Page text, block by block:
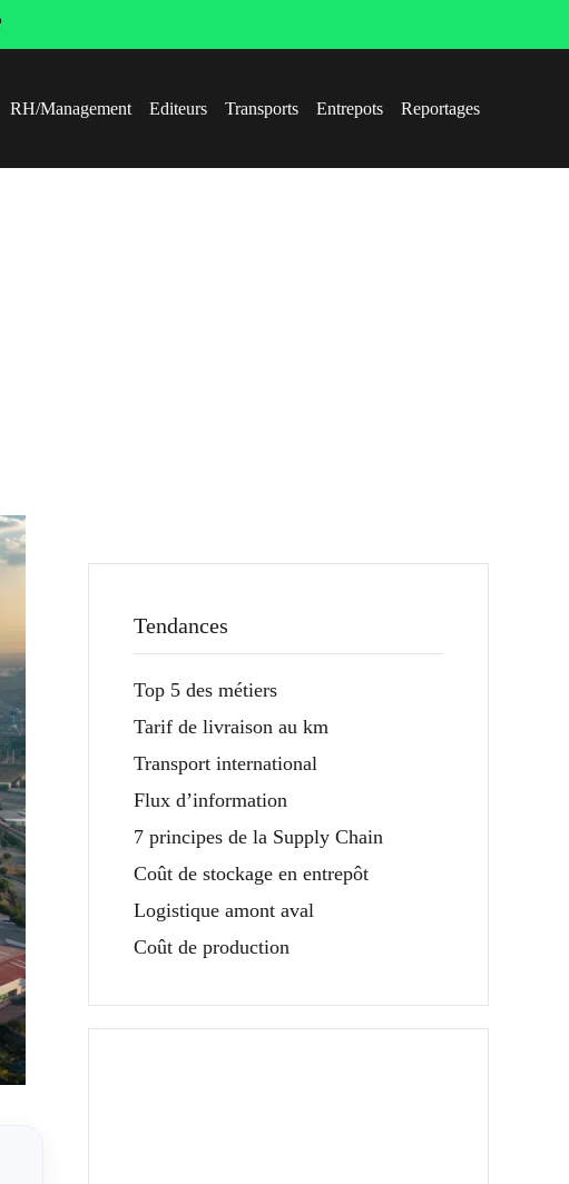
RH/Management Editeurs Transports Entrepots Reportages
Tendances
Top 5 des métiers
Tarif de livraison au km
Transport international
Flux d’information
7 principes de la Supply Chain
Coût de stockage en entrepôt
Logistique amont aval
Coût de production